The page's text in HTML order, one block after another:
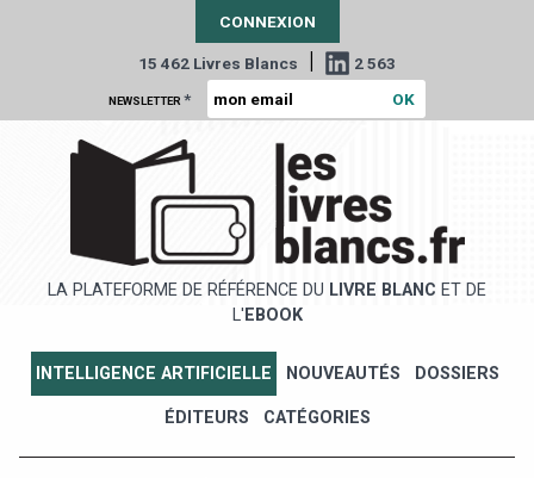
CONNEXION
15 462 Livres Blancs | 2 563
NEWSLETTER *
LA PLATEFORME DE RÉFÉRENCE DU LIVRE BLANC ET DE
L' EBOOK
INTELLIGENCE ARTIFICIELLE NOUVEAUTÉS DOSSIERS
ÉDITEURS CATÉGORIES